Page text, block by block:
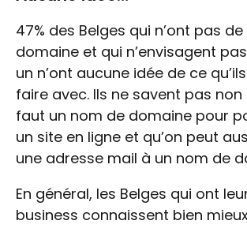
47% des Belges qui n’ont pas
domaine et qui n’envisagent
un n’ont aucune idée de ce
faire avec. Ils ne savent pas non
faut un nom de domaine pour
un site en ligne et qu’on peut
une adresse mail à un nom de
En général, les Belges qui ont
business connaissent bien